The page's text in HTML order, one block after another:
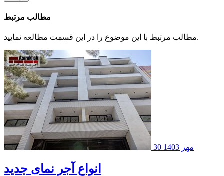
مطالب مرتبط
مطالب مرتبط با این موضوع را در این قسمت مطالعه نمایید.
30 مهر 1403
انواع آجر نمای جدید